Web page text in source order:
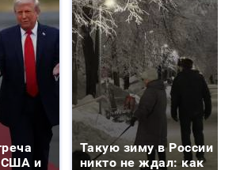
США и
Такую зиму в России
никто не ждал: как